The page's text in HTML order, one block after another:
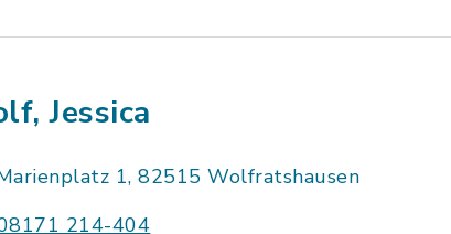
Jessica
1, 82515 Wolfratshausen
214-404